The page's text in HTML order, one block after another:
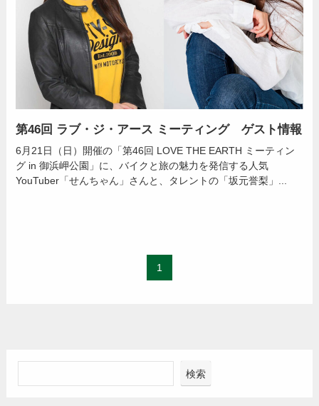
第46回 ラブ・ジ・アース ミーティング ゲスト情報
6月21日（日）開催の「第46回 LOVE THE EARTH ミーティン
グ in 御浜岬公園」に、バイクと旅の魅力を発信する人気
YouTuber「せんちゃん」さんと、タレントの「坂元誉梨」...
1
検索